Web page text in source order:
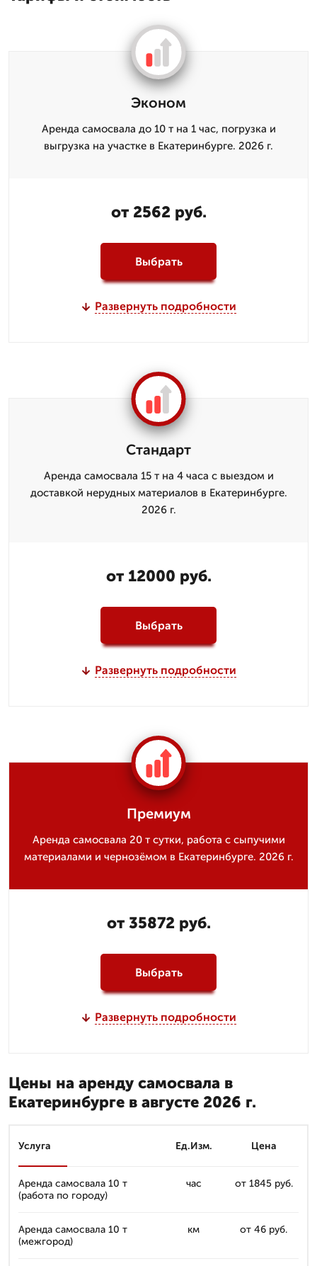
Эконом
Аренда самосвала до 10 т на 1 час, погрузка и
выгрузка на участке в Екатеринбурге. 2026 г.
от 2562 руб.
Выбрать
Развернуть подробности
Стандарт
Аренда самосвала 15 т на 4 часа с выездом и
доставкой нерудных материалов в Екатеринбурге.
2026 г.
от 12000 руб.
Выбрать
Развернуть подробности
Премиум
Аренда самосвала 20 т сутки, работа с сыпучими
материалами и чернозёмом в Екатеринбурге. 2026 г.
от 35872 руб.
Выбрать
Развернуть подробности
Цены на аренду самосвала в
Екатеринбурге в августе 2026 г.
Услуга Ед.Изм. Цена
Аренда самосвала 10 т
(работа по городу)
час от 1845 руб.
Аренда самосвала 10 т
(межгород)
км от 46 руб.